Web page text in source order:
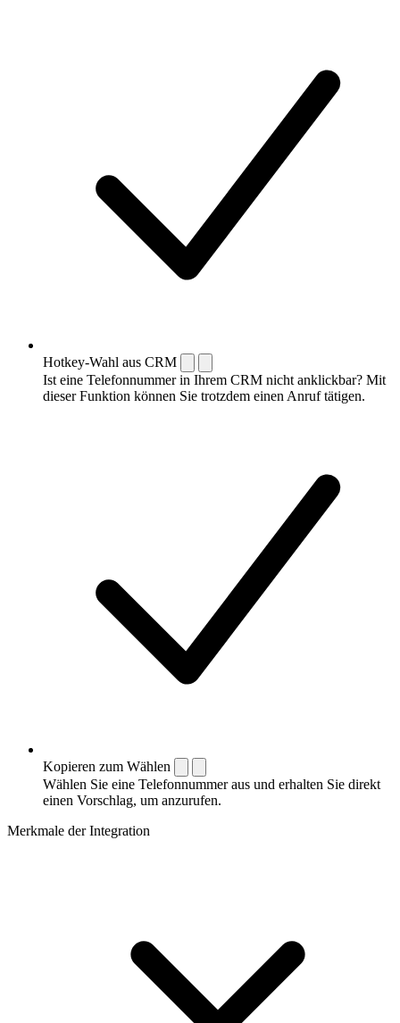
Hotkey-Wahl aus CRM
Ist eine Telefonnummer in Ihrem CRM nicht anklickbar? Mit
dieser Funktion können Sie trotzdem einen Anruf tätigen.
Kopieren zum Wählen
Wählen Sie eine Telefonnummer aus und erhalten Sie direkt
einen Vorschlag, um anzurufen.
Merkmale der Integration